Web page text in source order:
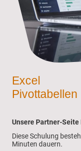
Excel
Pivottabellen
Unsere Partner-Seite
Diese Schulung
Minuten dauern.